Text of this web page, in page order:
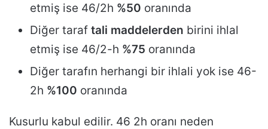
etmiş ise 46/2h %50 oranında
Diğer taraf tali maddelerden birini ihlal
etmiş ise 46/2-h %75 oranında
Diğer tarafın herhangi bir ihlali yok ise 46-
2h %100 oranında
Kusurlu kabul edilir. 46 2h oranı neden